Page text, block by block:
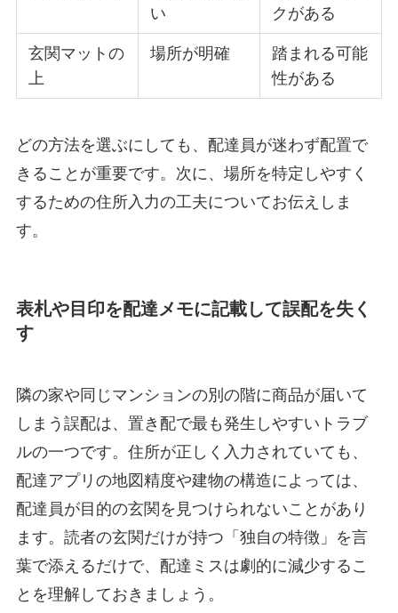
い
クがある
玄関マットの
上
場所が明確
踏まれる可能
性がある
どの方法を選ぶにしても、配達員が迷わず配置で
きることが重要です。次に、場所を特定しやすく
するための住所入力の工夫についてお伝えしま
す。
表札や目印を配達メモに記載して誤配を失く
す
隣の家や同じマンションの別の階に商品が届いて
しまう誤配は、置き配で最も発生しやすいトラブ
ルの一つです。住所が正しく入力されていても、
配達アプリの地図精度や建物の構造によっては、
配達員が目的の玄関を見つけられないことがあり
ます。読者の玄関だけが持つ「独自の特徴」を言
葉で添えるだけで、配達ミスは劇的に減少するこ
とを理解しておきましょう。